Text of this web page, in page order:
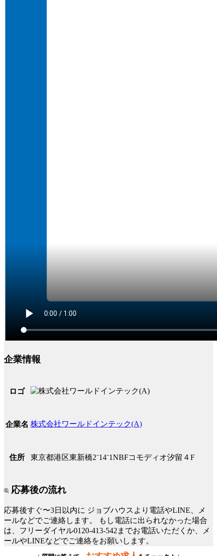
企業情報
ロゴ
企業名 株式会社ワールドインテック(A)
住所 東京都港区東新橋2⁻14⁻1NBFコモディオ汐留４F
応募後の流れ
応募後すぐ〜3日以内に ジョブハウスより電話やLINE、メ
ールなどでご連絡します。
もし電話に出られなかった場合
は、フリーダイヤル0120-413-542までお電話いただくか、メ
ールやLINEなどでご連絡をお願いします。